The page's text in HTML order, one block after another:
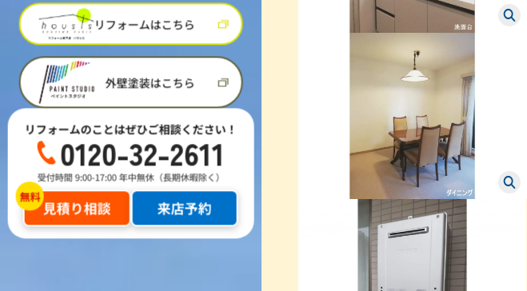
リフォームはこちら
外壁塗装はこちら
リフォームのことはぜひご相談ください！
0120-32-2611
受付時間 9:00-17:00 年中無休（長期休暇除く）
見積り相談 来店予約